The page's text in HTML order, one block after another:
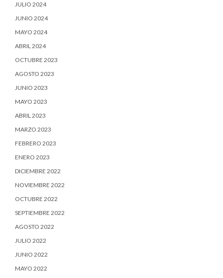
JULIO 2024
JUNIO 2024
MAYO 2024
ABRIL 2024
OCTUBRE 2023
AGOSTO 2023
JUNIO 2023
MAYO 2023
ABRIL 2023
MARZO 2023
FEBRERO 2023
ENERO 2023
DICIEMBRE 2022
NOVIEMBRE 2022
OCTUBRE 2022
SEPTIEMBRE 2022
AGOSTO 2022
JULIO 2022
JUNIO 2022
MAYO 2022